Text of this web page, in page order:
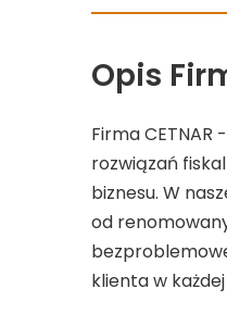
Opis
Firma
rozwiązań
biznesu. W
od
klienta w